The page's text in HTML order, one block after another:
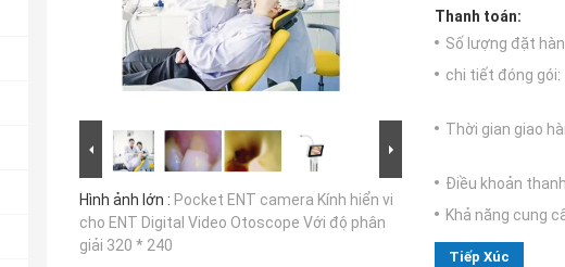
Hình ảnh lớn : Pocket ENT camera Kính hiển vi
cho ENT Digital Video Otoscope Với độ phân
giải 320 * 240
Thanh toán:
Số lượng đặt
chi tiết đóng gói:
Thời gian giao
Điều khoản
Khả năng cung
Tiếp Xúc